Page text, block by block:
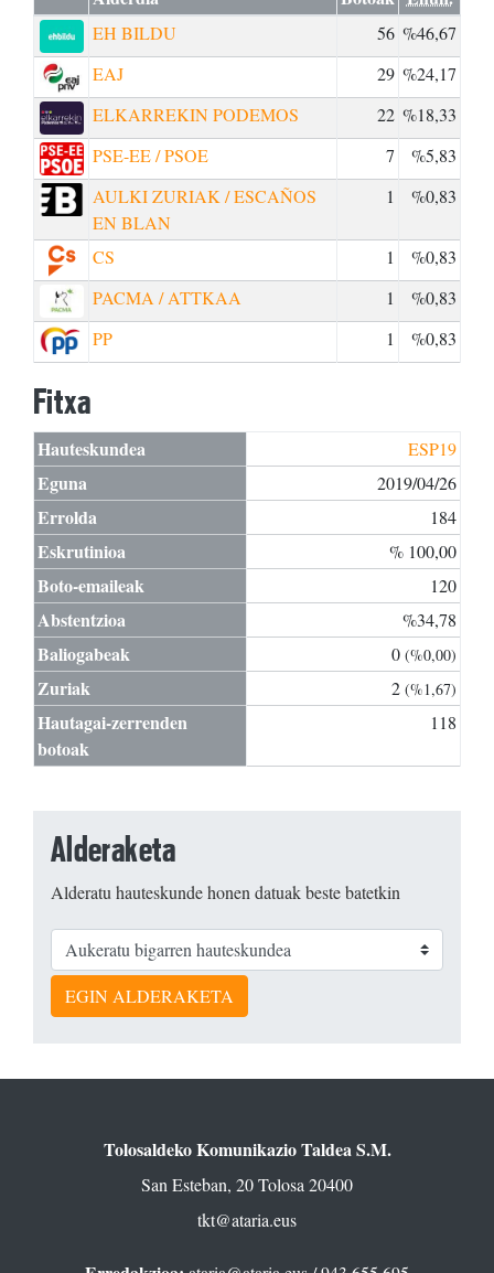
EH BILDU 56 %46,67
EAJ
29 %24,17
ELKARREKIN PODEMOS
22 %18,33
PSE-EE / PSOE
7
%5,83
AULKI ZURIAK / ESCAÑOS
EN BLAN
1 %0,83
CS 1
%0,83
PACMA / ATTKAA
1
%0,83
PP
1 %0,83
Fitxa
Hauteskundea ESP19
Eguna 2019/04/26
Errolda 184
Eskrutinioa % 100,00
Boto-emaileak 120
Abstentzioa %34,78
Baliogabeak 0 (%0,00)
Zuriak 2 (%1,67)
Hautagai-zerrenden
botoak
118
Alderaketa
Alderatu hauteskunde honen datuak beste batetkin
EGIN ALDERAKETA
Tolosaldeko Komunikazio Taldea S.M.
San Esteban, 20 Tolosa 20400
tkt@ataria.eus